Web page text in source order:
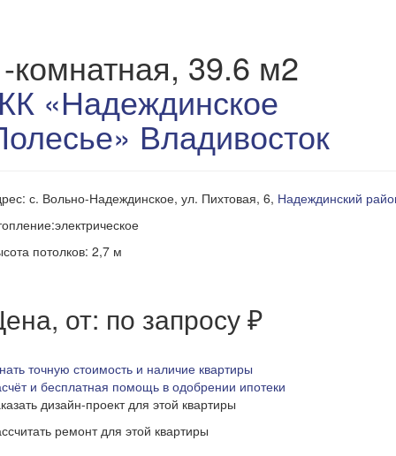
комнатная, 39.6 м2
«Надеждинское
Владивосток
с. Вольно-Надеждинское, ул. Пихтовая, 6, Надеждинский
потолков: 2,7 м
от: по запросу ₽
точную стоимость и наличие квартиры
и бесплатная помощь в одобрении ипотеки
дизайн-проект для этой квартиры
ремонт для этой квартиры